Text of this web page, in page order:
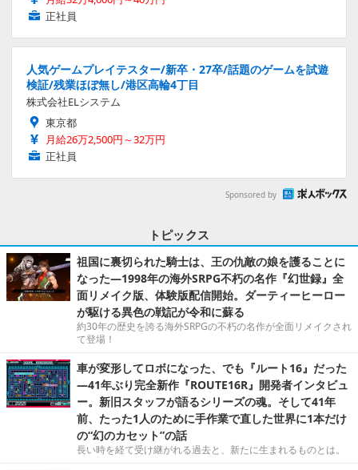
正社員
人気ゲームプレイテスター/新卒・27卒/話題のゲームを試遊
検証/残業ほぼ無し/港区高輪4丁目
株式会社ELシステム
東京都
月給26万2,500円～32万円
正社員
Sponsored by
トピックス
祖国に裏切られた騎士は、王の仇敵の娘を護ることに
なった―1998年の海外SRPG不朽の名作『幻世録』全
面リメイク版、体験版配信開始。ダーティーヒーロー
が駆ける異色の戦記が令和に蘇る
約30年の歴史を誇る海外SRPGの不朽の名作が全面リメイクされ
て登場！
車が変形してロボになった、でも『ルート16』だった
―41年ぶり完全新作『ROUTE16R』開発者インタビュ
ー。新旧スタッフが語るシリーズの魂。そして41年
前、たった1人のために手作業で直した世界に1本だけ
の“幻のカセット”の話
長い時を経て受け継がれる過去と、新たに生まれるものとは。